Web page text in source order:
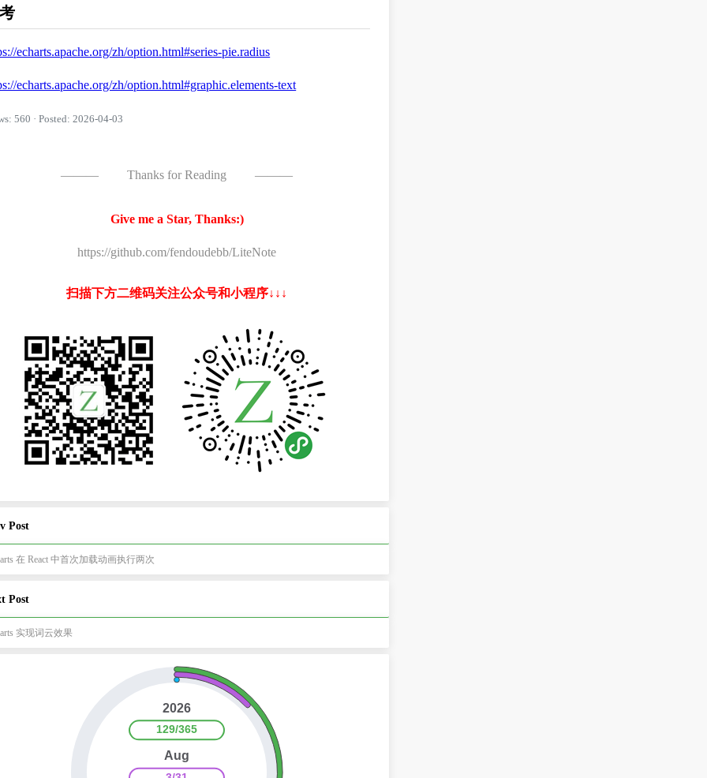
echarts.apache.org/zh/option.html#series-pie.radius
echarts.apache.org/zh/option.html#graphic.elements-text
560 · Posted: 2026-04-03
——— Thanks for Reading ———
Give me a Star, Thanks:)
https://github.com/fendoudebb/LiteNote
扫描下方二维码关注公众号和小程序↓↓↓
Post
在 React 中首次加载动画执行两次
Post
实现词云效果